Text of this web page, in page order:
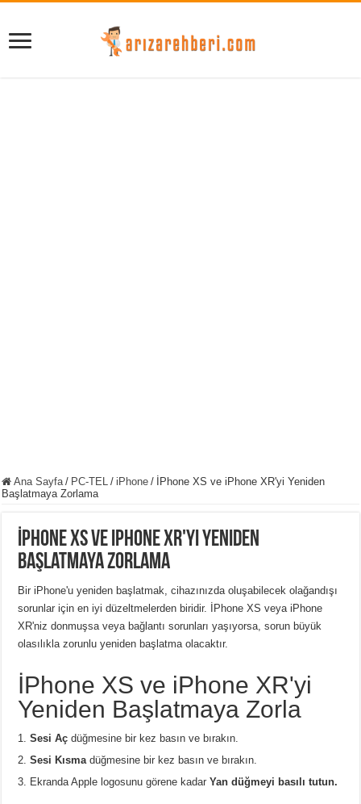
Ana Sayfa / PC-TEL / iPhone / İPhone XS ve iPhone XR'yi Yeniden
Başlatmaya Zorlama
İPhone XS ve iPhone XR'yi Yeniden
Başlatmaya Zorlama
Bir iPhone'u yeniden başlatmak, cihazınızda oluşabilecek olağandışı
sorunlar için en iyi düzeltmelerden biridir. İPhone XS veya iPhone
XR'niz donmuşsa veya bağlantı sorunları yaşıyorsa, sorun büyük
olasılıkla zorunlu yeniden başlatma olacaktır.
İPhone XS ve iPhone XR'yi
Yeniden Başlatmaya Zorla
Sesi Aç düğmesine bir kez basın ve bırakın.
Sesi Kısma düğmesine bir kez basın ve bırakın.
Ekranda Apple logosunu görene kadarYan düğmeyi basılı tutun.